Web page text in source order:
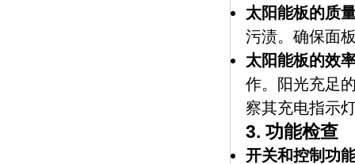
太阳能板的质
污渍。确保面
太阳能板的效
作。阳光充足
察其充电指示
3. 功能检查
开关和控制功